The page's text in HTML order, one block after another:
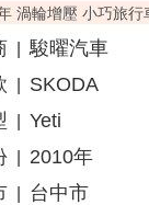
渦輪增壓 小巧旅行
駿曜汽車
SKODA
Yeti
2010年
台中市